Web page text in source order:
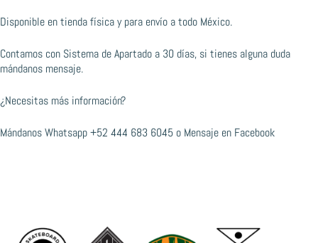
Disponible en tienda física y para envío a todo México.
Contamos con Sistema de Apartado a 30 días, si tienes alguna duda
mándanos mensaje.
¿Necesitas más información?
Mándanos Whatsapp+52 444 683 6045 o Mensaje en Facebook